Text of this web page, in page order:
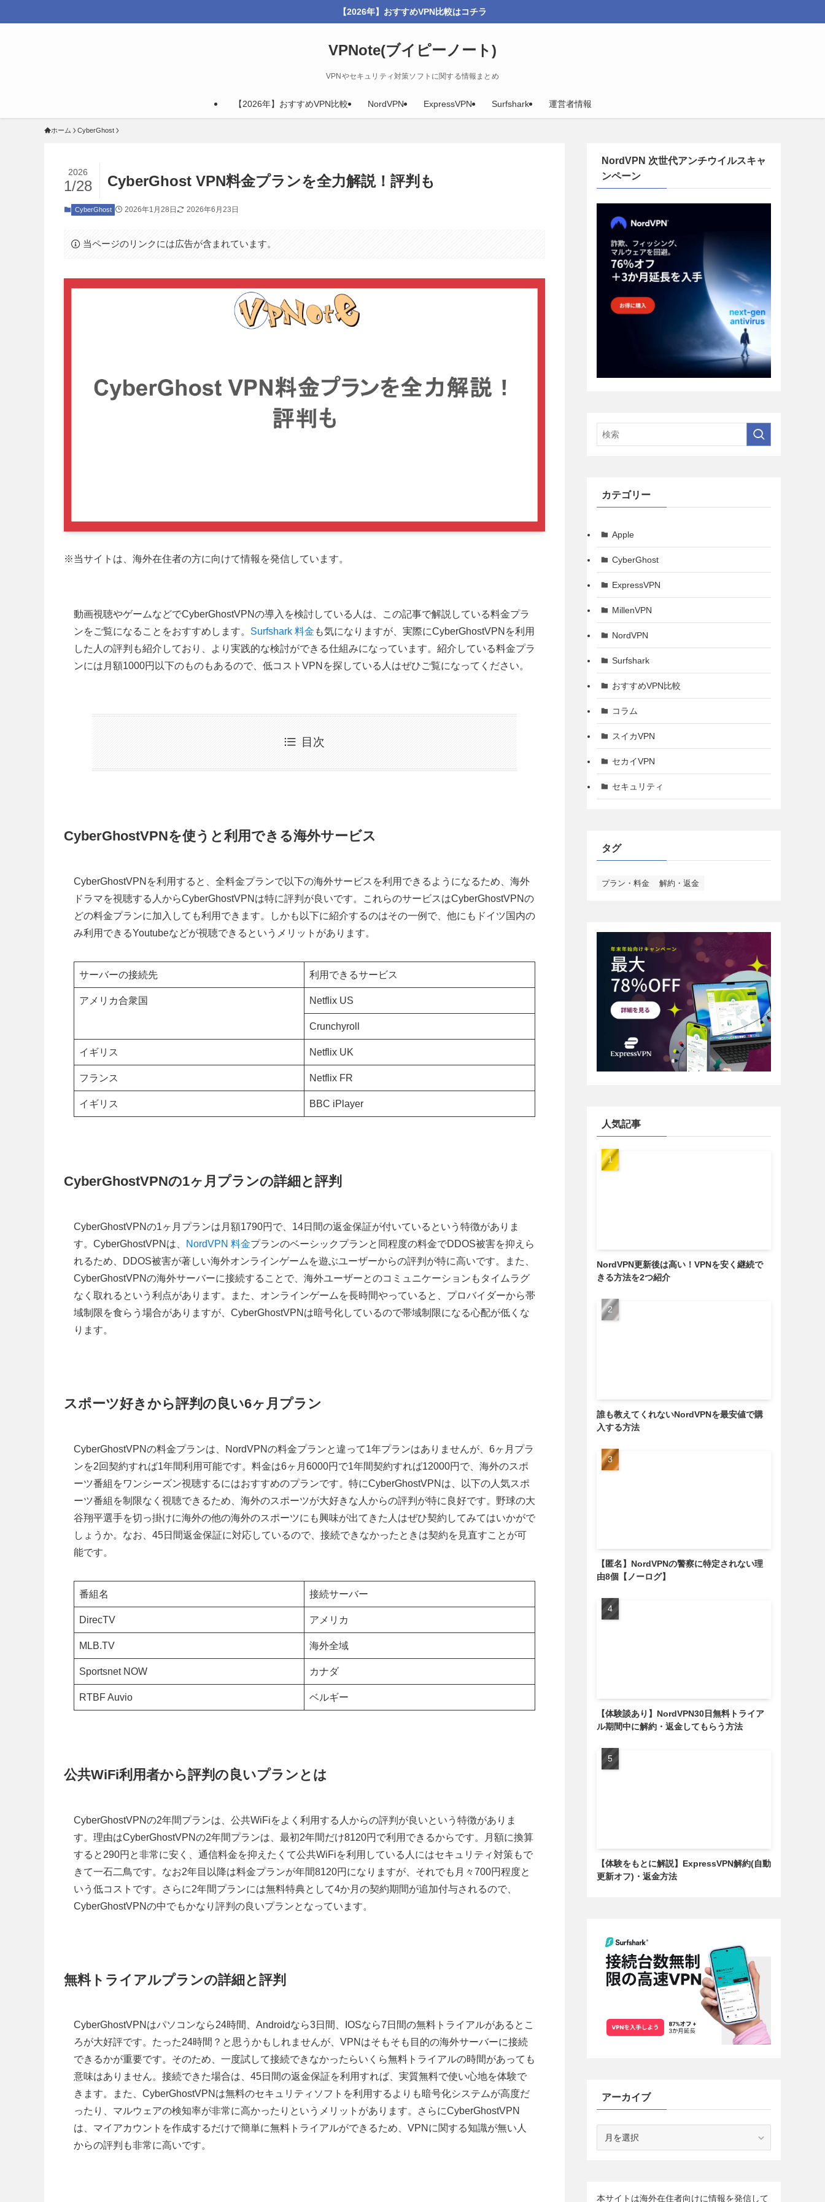
【2026年】おすすめVPN比較はコチラ
VPNote(ブイピーノート)
VPNやセキュリティ対策ソフトに関する情報まとめ
【2026年】おすすめVPN比較 NordVPN ExpressVPN Surfshark 運営者情報
ホーム CyberGhost
CyberGhost VPN料金プランを全力解説！評判も
2026
1/28
CyberGhost 2026年1月28日 2026年6月23日
当ページのリンクには広告が含まれています。
※当サイトは、海外在住者の方に向けて情報を発信しています。
動画視聴やゲームなどでCyberGhostVPNの導入を検討している人は、この記事で解説している料金プラ
ンをご覧になることをおすすめします。 Surfshark 料金 も気になりますが、実際にCyberGhostVPNを利用
した人の評判も紹介しており、より実践的な検討ができる仕組みになっています。紹介している料金プラ
ンには月額1000円以下のものもあるので、低コストVPNを探している人はぜひご覧になってください。
目次
CyberGhostVPNを使うと利用できる海外サービス
CyberGhostVPNを利用すると、全料金プランで以下の海外サービスを利用できるようになるため、海外
ドラマを視聴する人からCyberGhostVPNは特に評判が良いです。これらのサービスはCyberGhostVPNの
どの料金プランに加入しても利用できます。しかも以下に紹介するのはその一例で、他にもドイツ国内の
み利用できるYoutubeなどが視聴できるというメリットがあります。
サーバーの接続先 利用できるサービス
アメリカ合衆国 Netflix US
Crunchyroll
イギリス Netflix UK
フランス Netflix FR
イギリス BBC iPlayer
CyberGhostVPNの1ヶ月プランの詳細と評判
CyberGhostVPNの1ヶ月プランは月額1790円で、14日間の返金保証が付いているという特徴がありま
す。CyberGhostVPNは、
NordVPN 料金プランのベーシックプランと同程度の料金でDDOS被害を抑えら
れるため、DDOS被害が著しい海外オンラインゲームを遊ぶユーザーからの評判が特に高いです。また、
CyberGhostVPNの海外サーバーに接続することで、海外ユーザーとのコミュニケーションもタイムラグ
なく取れるという利点があります。また、オンラインゲームを長時間やっていると、プロバイダーから帯
域制限を食らう場合がありますが、CyberGhostVPNは暗号化しているので帯域制限になる心配が低くな
ります。
スポーツ好きから評判の良い6ヶ月プラン
CyberGhostVPNの料金プランは、NordVPNの料金プランと違って1年プランはありませんが、6ヶ月プラ
ンを2回契約すれば1年間利用可能です。料金は6ヶ月6000円で1年間契約すれば12000円で、海外のスポ
ーツ番組をワンシーズン視聴するにはおすすめのプランです。特にCyberGhostVPNは、以下の人気スポ
ーツ番組を制限なく視聴できるため、海外のスポーツが大好きな人からの評判が特に良好です。野球の大
谷翔平選手を切っ掛けに海外の他の海外のスポーツにも興味が出てきた人はぜひ契約してみてはいかがで
しょうか。なお、45日間返金保証に対応しているので、接続できなかったときは契約を見直すことが可
能です。
番組名 接続サーバー
DirecTV アメリカ
MLB.TV 海外全域
Sportsnet NOW カナダ
RTBF Auvio ベルギー
公共WiFi利用者から評判の良いプランとは
CyberGhostVPNの2年間プランは、公共WiFiをよく利用する人からの評判が良いという特徴がありま
す。理由はCyberGhostVPNの2年間プランは、最初2年間だけ8120円で利用できるからです。月額に換算
すると290円と非常に安く、通信料金を抑えたくて公共WiFiを利用している人にはセキュリティ対策もで
きて一石二鳥です。なお2年目以降は料金プランが年間8120円になりますが、それでも月々700円程度と
いう低コストです。さらに2年間プランには無料特典として4か月の契約期間が追加付与されるので、
CyberGhostVPNの中でもかなり評判の良いプランとなっています。
無料トライアルプランの詳細と評判
CyberGhostVPNはパソコンなら24時間、Androidなら3日間、IOSなら7日間の無料トライアルがあるとこ
ろが大好評です。たった24時間？と思うかもしれませんが、VPNはそもそも目的の海外サーバーに接続
できるかが重要です。そのため、一度試して接続できなかったらいくら無料トライアルの時間があっても
意味はありません。接続できた場合は、45日間の返金保証を利用すれば、実質無料で使い心地を体験で
きます。また、CyberGhostVPNは無料のセキュリティソフトを利用するよりも暗号化システムが高度だ
ったり、マルウェアの検知率が非常に高かったりというメリットがあります。さらにCyberGhostVPN
は、マイアカウントを作成するだけで簡単に無料トライアルができるため、VPNに関する知識が無い人
からの評判も非常に高いです。
NordVPN 次世代アンチウイルスキャ
ンペーン
カテゴリー
Apple
CyberGhost
ExpressVPN
MillenVPN
NordVPN
Surfshark
おすすめVPN比較
コラム
スイカVPN
セカイVPN
セキュリティ
タグ
プラン・料金 解約・返金
人気記事
NordVPN更新後は高い！VPNを安く継続で
きる方法を2つ紹介
誰も教えてくれないNordVPNを最安値で購
入する方法
【匿名】NordVPNの警察に特定されない理
由8個【ノーログ】
【体験談あり】NordVPN30日無料トライア
ル期間中に解約・返金してもらう方法
【体験をもとに解説】ExpressVPN解約(自動
更新オフ)・返金方法
アーカイブ
本サイトは海外在住者向けに情報を発信して